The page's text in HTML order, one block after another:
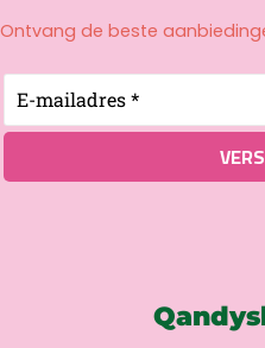
Ontvang de beste